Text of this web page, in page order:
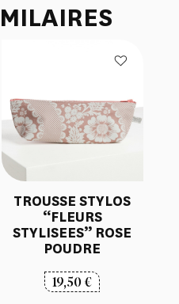
TROUSSE STYLOS
“FLEURS
STYLISEES” ROSE
POUDRE
19,50€